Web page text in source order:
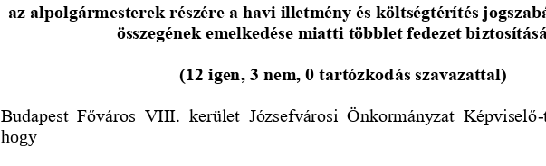
az alpolgármesterek részére a havi illetmény és költségtérítés
összegének emelkedése miatti többlet fedezet bi
(12 igen, 3 nem, 0 tartózkodás szavazattal)
Budapest  Főváros  VIII.  kerület  Józsefvárosi  Önkormányzat  Képviselő-
hogy